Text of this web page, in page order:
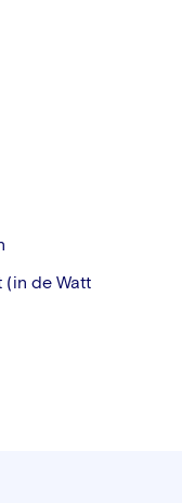
de Watt